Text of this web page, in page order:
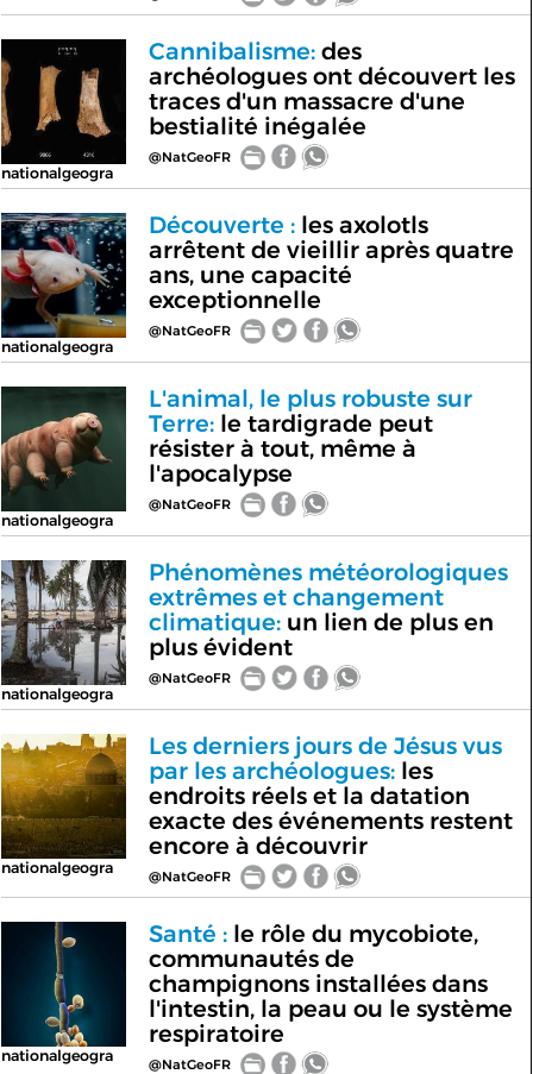
nationalgeogra
Cannibalisme:des
archéologues ont découvert les
traces d'un massacre d'une
bestialité inégalée
@NatGeoFR
nationalgeogra
Découverte :les axolotls
arrêtent de vieillir après quatre
ans, une capacité
exceptionnelle
@NatGeoFR
nationalgeogra
L'animal, le plus robuste sur
Terre:le tardigrade peut
résister à tout, même à
l'apocalypse
@NatGeoFR
nationalgeogra
Phénomènes météorologiques
extrêmes et changement
climatique:un lien de plus en
plus évident
@NatGeoFR
nationalgeogra
Les derniers jours de Jésus vus
par les archéologues:les
endroits réels et la datation
exacte des événements restent
encore à découvrir
@NatGeoFR
nationalgeogra
Santé :le rôle du mycobiote,
communautés de
champignons installées dans
l'intestin, la peau ou le système
respiratoire
@NatGeoFR